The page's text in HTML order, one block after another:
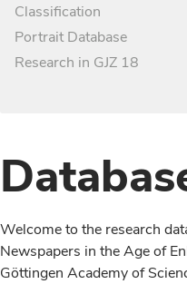
Classification
Portrait Database
Research in GJZ 18
Welcome to the research
Newspapers in the Age of
Göttingen Academy of